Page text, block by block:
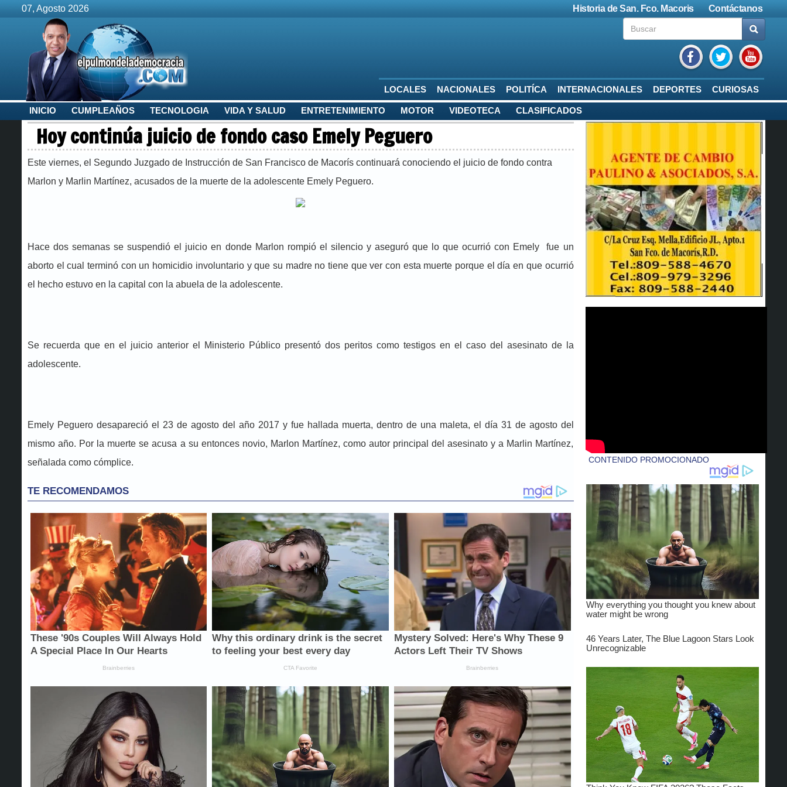
Contáctanos
Historia de San. Fco. Macoris
07, Agosto 2026
LOCALES NACIONALES POLITÍCA INTERNACIONALES DEPORTES CURIOSAS
INICIO CUMPLEAÑOS TECNOLOGIA VIDA Y SALUD ENTRETENIMIENTO MOTOR VIDEOTECA CLASIFICADOS
Hoy continúa juicio de fondo caso Emely Peguero
Este viernes, el Segundo Juzgado de Instrucción de San Francisco de Macorís continuará conociendo el juicio de fondo contra
Marlon y Marlin Martínez, acusados de la muerte de la adolescente Emely Peguero.
Hace dos semanas se suspendió el juicio en donde Marlon rompió el silencio y aseguró que lo que ocurrió con Emely fue un
aborto el cual terminó con un homicidio involuntario y que su madre no tiene que ver con esta muerte porque el día en que ocurrió
el hecho estuvo en la capital con la abuela de la adolescente.
Se recuerda que en el juicio anterior el Ministerio Público presentó dos peritos como testigos en el caso del asesinato de la
adolescente.
Emely Peguero desapareció el 23 de agosto del año 2017 y fue hallada muerta, dentro de una maleta, el día 31 de agosto del
mismo año. Por la muerte se acusa a su entonces novio, Marlon Martínez, como autor principal del asesinato y a Marlin Martínez,
señalada como cómplice.